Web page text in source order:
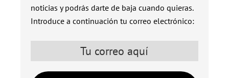
noticias y podrás darte de baja cuando quieras.
Introduce a continuación tu correo electrónico: